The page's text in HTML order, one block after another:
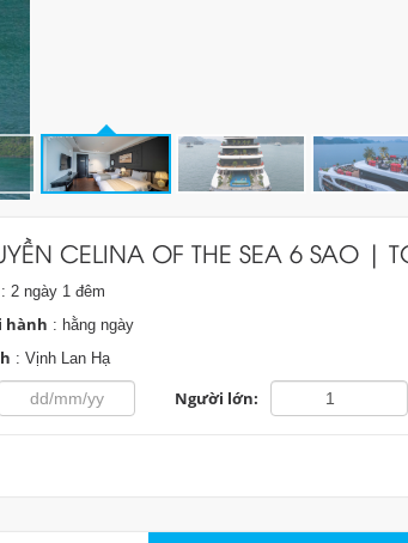
CELINA OF THE SEA 6 SAO |
: 2 ngày 1 đêm
hành : hằng ngày
: Vịnh Lan Hạ
Người lớn: